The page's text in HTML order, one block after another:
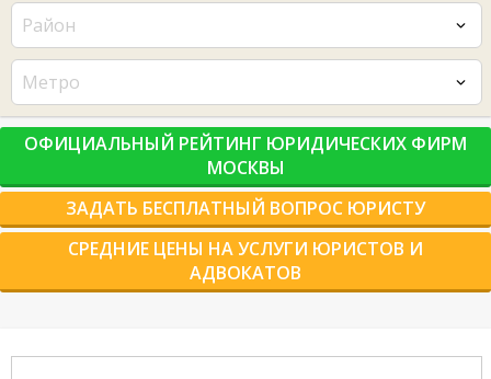
Район
Метро
ОФИЦИАЛЬНЫЙ РЕЙТИНГ ЮРИДИЧЕСКИХ ФИРМ
МОСКВЫ
ЗАДАТЬ БЕСПЛАТНЫЙ ВОПРОС ЮРИСТУ
СРЕДНИЕ ЦЕНЫ НА УСЛУГИ ЮРИСТОВ И
АДВОКАТОВ